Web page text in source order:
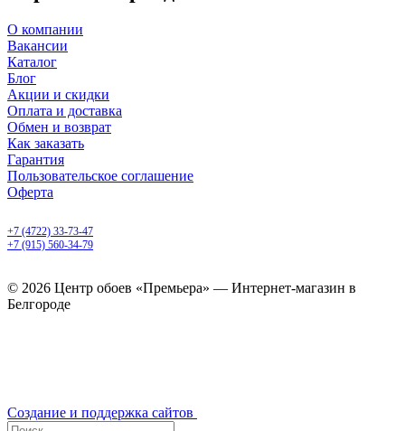
О компании
Вакансии
Каталог
Блог
Акции и скидки
Оплата и доставка
Обмен и возврат
Как заказать
Гарантия
Пользовательское соглашение
Оферта
+7 (4722) 33-73-47
+7 (915) 560-34-79
© 2026 Центр обоев «Премьера» — Интернет-магазин в
Белгороде
Создание и поддержка сайтов